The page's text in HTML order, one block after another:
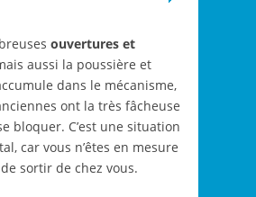
ouvertures et
aussi la poussière et
dans le mécanisme,
ont la très fâcheuse
bloquer. C’est une situation
car vous n’êtes en mesure
sortir de chez vous.